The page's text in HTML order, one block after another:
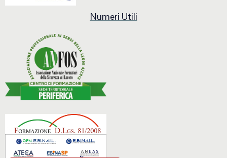
Numeri Utili